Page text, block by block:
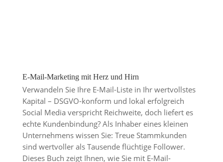
E-Mail-Marketing mit Herz und Hirn
Verwandeln Sie Ihre E-Mail-Liste in Ihr wertvollstes
Kapital – DSGVO-konform und lokal erfolgreich
Social Media verspricht Reichweite, doch liefert es
echte Kundenbindung? Als Inhaber eines kleinen
Unternehmens wissen Sie: Treue Stammkunden
sind wertvoller als Tausende flüchtige Follower.
Dieses Buch zeigt Ihnen, wie Sie mit E-Mail-